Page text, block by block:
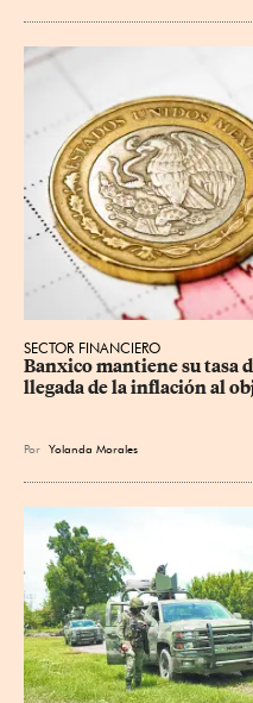
SECTOR FINANCIERO
Banxico mantiene su tasa
llegada de la inflación al
Por Yolanda Morales